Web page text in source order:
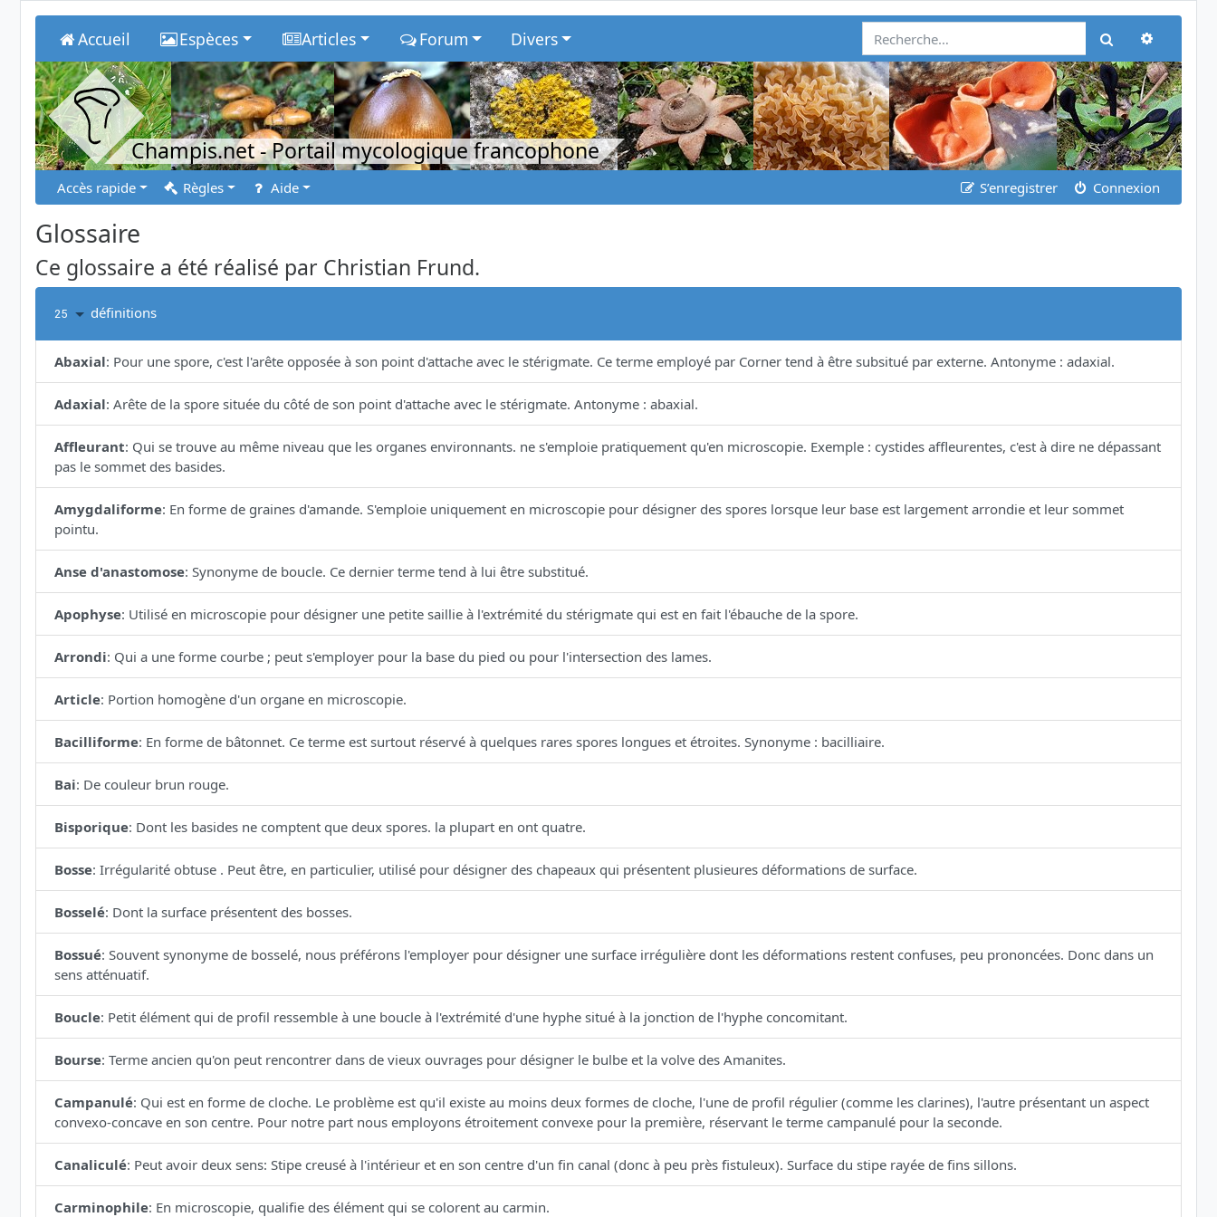
Accueil Espèces Articles Forum Divers Rechercher
Champis.net- Portail mycologique francophone
Accès rapide Règles Aide S’enregistrer Connexion
Glossaire
Ce glossaire a été réalisé par Christian Frund.
25 définitions
Abaxial: Pour une spore, c'est l'arête opposée à son point d'attache avec le stérigmate. Ce terme employé par Corner tend à être subsitué par externe. Antonyme : adaxial.
Adaxial: Arête de la spore située du côté de son point d'attache avec le stérigmate. Antonyme : abaxial.
Affleurant: Qui se trouve au même niveau que les organes environnants. ne s'emploie pratiquement qu'en microscopie. Exemple : cystides affleurentes, c'est à dire ne dépassant
pas le sommet des basides.
Amygdaliforme: En forme de graines d'amande. S'emploie uniquement en microscopie pour désigner des spores lorsque leur base est largement arrondie et leur sommet
pointu.
Anse d'anastomose: Synonyme de boucle. Ce dernier terme tend à lui être substitué.
Apophyse: Utilisé en microscopie pour désigner une petite saillie à l'extrémité du stérigmate qui est en fait l'ébauche de la spore.
Arrondi: Qui a une forme courbe ; peut s'employer pour la base du pied ou pour l'intersection des lames.
Article: Portion homogène d'un organe en microscopie.
Bacilliforme: En forme de bâtonnet. Ce terme est surtout réservé à quelques rares spores longues et étroites. Synonyme : bacilliaire.
Bai: De couleur brun rouge.
Bisporique: Dont les basides ne comptent que deux spores. la plupart en ont quatre.
Bosse: Irrégularité obtuse . Peut être, en particulier, utilisé pour désigner des chapeaux qui présentent plusieures déformations de surface.
Bosselé: Dont la surface présentent des bosses.
Bossué: Souvent synonyme de bosselé, nous préférons l'employer pour désigner une surface irrégulière dont les déformations restent confuses, peu prononcées. Donc dans un
sens atténuatif.
Boucle: Petit élément qui de profil ressemble à une boucle à l'extrémité d'une hyphe situé à la jonction de l'hyphe concomitant.
Bourse: Terme ancien qu'on peut rencontrer dans de vieux ouvrages pour désigner le bulbe et la volve des Amanites.
Campanulé: Qui est en forme de cloche. Le problème est qu'il existe au moins deux formes de cloche, l'une de profil régulier (comme les clarines), l'autre présentant un aspect
convexo-concave en son centre. Pour notre part nous employons étroitement convexe pour la première, réservant le terme campanulé pour la seconde.
Canaliculé: Peut avoir deux sens: Stipe creusé à l'intérieur et en son centre d'un fin canal (donc à peu près fistuleux). Surface du stipe rayée de fins sillons.
Carminophile: En microscopie, qualifie des élément qui se colorent au carmin.